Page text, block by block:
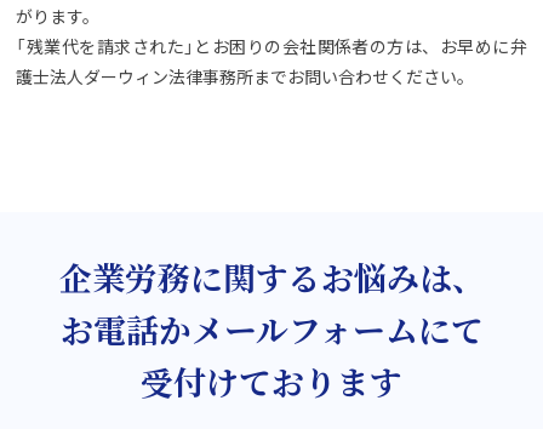
がります。
「残業代を請求された」とお困りの会社関係者の方は、お早めに弁
護士法人ダーウィン法律事務所までお問い合わせください。
企業労務に関するお悩みは、
お電話かメールフォームにて
受付けております